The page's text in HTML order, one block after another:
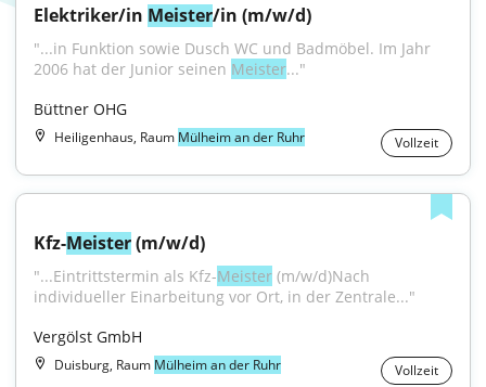
Elektriker/in Meister/in (m/w/d)
"...in Funktion sowie Dusch WC und Badmöbel. Im Jahr
2006 hat der Junior seinen Meister..."
Büttner OHG
Heiligenhaus, Raum Mülheim an der Ruhr Vollzeit
Kfz-Meister (m/w/d)
"...Eintrittstermin als Kfz-Meister (m/w/d)Nach
individueller Einarbeitung vor Ort, in der Zentrale..."
Vergölst GmbH
Duisburg, Raum Mülheim an der Ruhr Vollzeit